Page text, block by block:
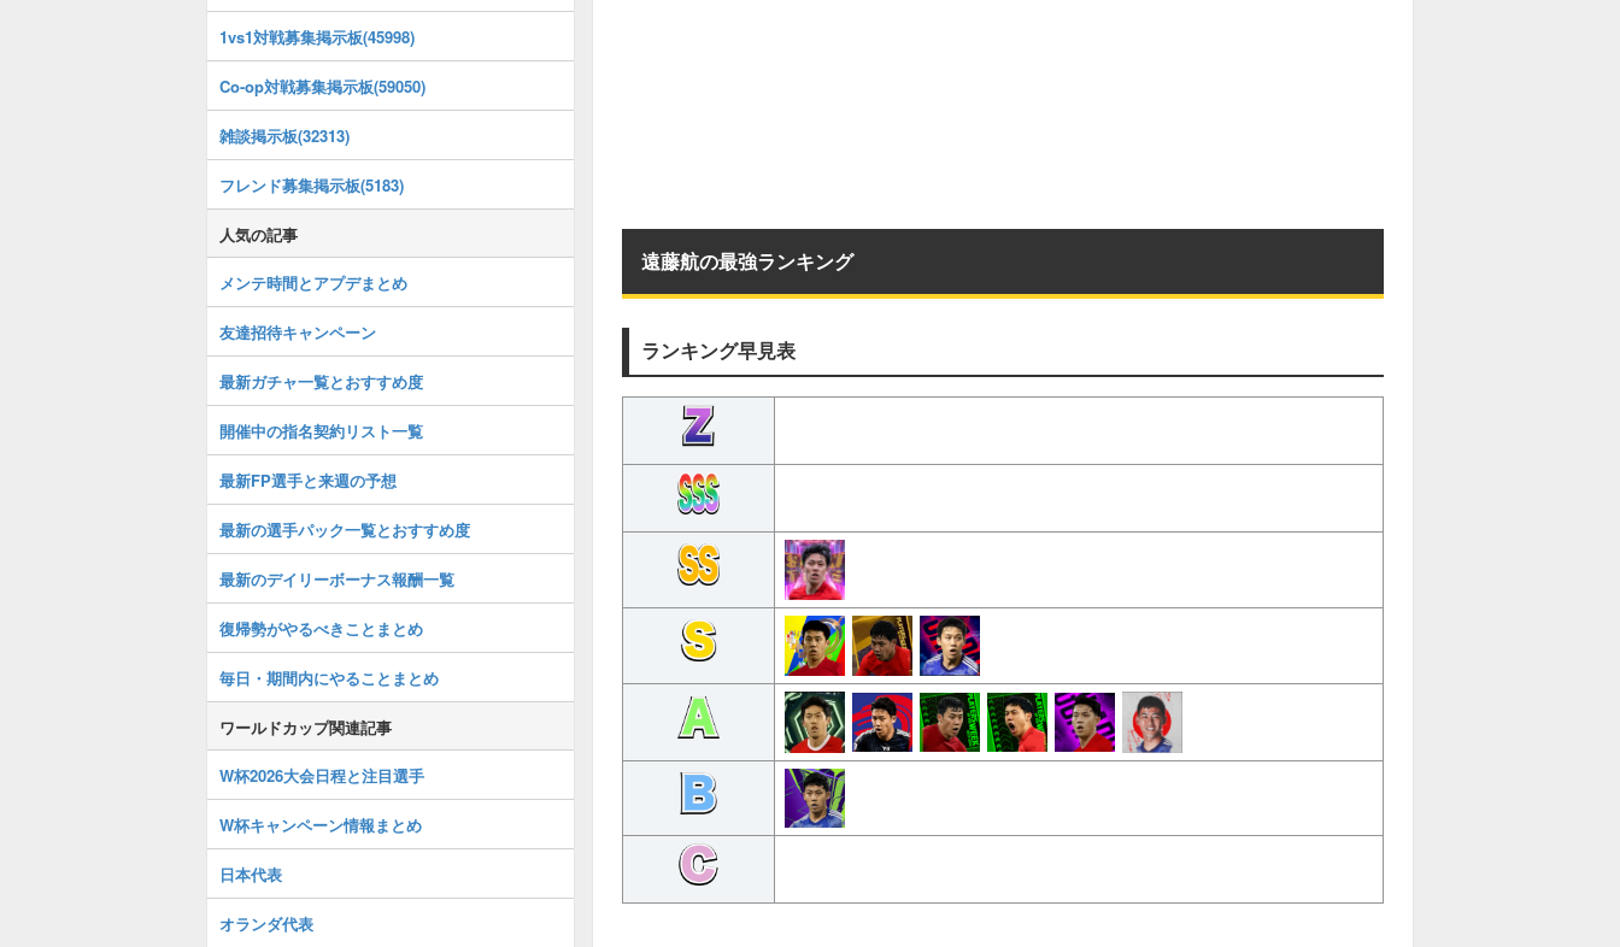
遠藤航の最強ランキング
ランキング早見表
1vs1対戦募集掲示板(45998)
Co-op対戦募集掲示板(59050)
雑談掲示板(32313)
フレンド募集掲示板(5183)
人気の記事
メンテ時間とアプデまとめ
友達招待キャンペーン
最新ガチャ一覧とおすすめ度
開催中の指名契約リスト一覧
最新FP選手と来週の予想
最新の選手パック一覧とおすすめ度
最新のデイリーボーナス報酬一覧
復帰勢がやるべきことまとめ
毎日・期間内にやることまとめ
ワールドカップ関連記事
W杯2026大会日程と注目選手
W杯キャンペーン情報まとめ
日本代表
オランダ代表